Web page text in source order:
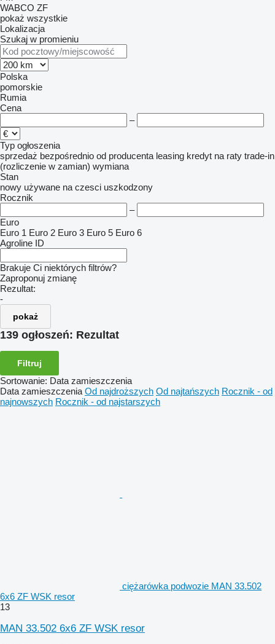
WABCO ZF
pokaż wszystkie
Lokalizacja
Szukaj w promieniu
Polska
pomorskie
Rumia
Cena
–
Typ ogłoszenia
sprzedaż bezpośrednio od producenta leasing kredyt na raty trade-in
(rozliczenie w zamian) wymiana
Stan
nowy używane na czesci uszkodzony
Rocznik
–
Euro
Euro 1 Euro 2 Euro 3 Euro 5 Euro 6
Agroline ID
Brakuje Ci niektórych filtrów?
Zaproponuj zmianę
Rezultat:
-
pokaż
139 ogłoszeń: Rezultat
Filtruj
Sortowanie: Data zamieszczenia
Data zamieszczenia Od najdroższych Od najtańszych Rocznik - od
najnowszych Rocznik - od najstarszych
ciężarówka podwozie MAN 33.502
6x6 ZF WSK resor
13
MAN 33.502 6x6 ZF WSK resor